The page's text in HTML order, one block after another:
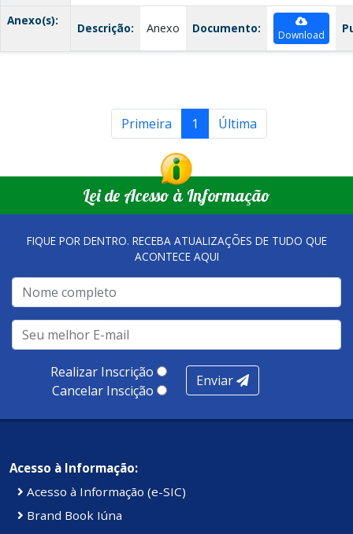
Anexo(s):
Descrição: Anexo Documento: Download
Primeira 1 Última
Lei de Acesso à Informação
FIQUE POR DENTRO. RECEBA ATUALIZAÇÕES DE TUDO QUE
ACONTECE AQUI
Realizar Inscrição
Cancelar Inscição
Enviar
Acesso à Informação:
Acesso à Informação (e-SIC)
Brand Book Iúna